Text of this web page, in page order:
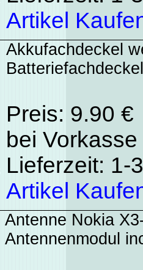
Artikel
Akkufachdeckel
Preis: 9.90
bei
Lieferzeit: 1-
Artikel
Antenne Nokia
Antennenmodul